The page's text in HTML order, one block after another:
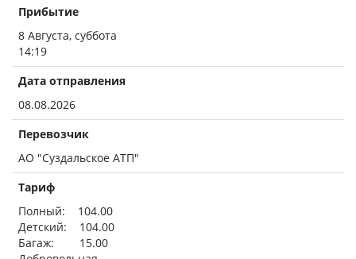
Прибытие
8 Августа, суббота
14:19
Дата отправления
08.08.2026
Перевозчик
АО "Суздальское АТП"
Тариф
Полный: 104.00
Детский: 104.00
Багаж: 15.00